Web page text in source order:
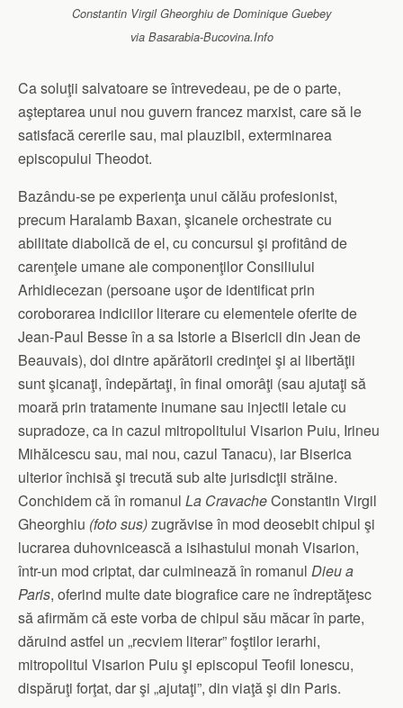
Constantin Virgil Gheorghiu de Dominique Guebey
via Basarabia-Bucovina.Info
Ca soluţii salvatoare se întrevedeau, pe de o parte,
aşteptarea unui nou guvern francez marxist, care să le
satisfacă cererile sau, mai plauzibil, exterminarea
episcopului Theodot.
Bazându-se pe experienţa unui călău profesionist,
precum Haralamb Baxan, şicanele orchestrate cu
abilitate diabolică de el, cu concursul şi profitând de
carenţele umane ale componenţilor Consiliului
Arhidiecezan (persoane uşor de identificat prin
coroborarea indiciilor literare cu elementele oferite de
Jean-Paul Besse în a sa Istorie a Bisericii din Jean de
Beauvais), doi dintre apărătorii credinţei şi ai libertăţii
sunt şicanaţi, îndepărtaţi, în final omorâţi (sau ajutaţi să
moară prin tratamente inumane sau injectii letale cu
supradoze, ca in cazul mitropolitului Visarion Puiu, Irineu
Mihălcescu sau, mai nou, cazul Tanacu), iar Biserica
ulterior închisă şi trecută sub alte jurisdicţii străine.
Conchidem că în romanul La CravacheConstantin Virgil
Gheorghiu (foto sus)zugrăvise în mod deosebit chipul şi
lucrarea duhovnicească a isihastului monah Visarion,
într-un mod criptat, dar culminează în romanul Dieu a
Paris, oferind multe date biografice care ne îndreptăţesc
să afirmăm că este vorba de chipul său măcar în parte,
dăruind astfel un „recviem literar” foştilor ierarhi,
mitropolitul Visarion Puiu şi episcopul Teofil Ionescu,
dispăruţi forţat, dar şi „ajutaţi”, din viaţă şi din Paris.